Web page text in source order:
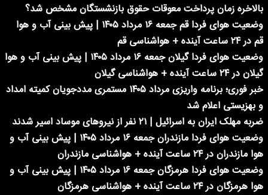
بالاخره زمان پرداخت معوقات حقوق بازنشستگان مشخص شد؟
وضعیت هوای فردا قم جمعه ۱۶ مرداد ۱۴۰۵ | پیش بینی آب و هوا
قم در ۲۴ ساعت آینده + هواشناسی قم
وضعیت هوای فردا گیلان جمعه ۱۶ مرداد ۱۴۰۵ | پیش بینی آب و هوا
گیلان در ۲۴ ساعت آینده + هواشناسی گیلان
خبر فوری؛ برنامه واریزی مرداد ۱۴۰۵ مستمری مددجویان کمیته امداد
و بهزیستی اعلام شد
ضربه مهلک ایران به اسرائیل | ۲۱ نفر از نیروهای موساد اسیر شدند
وضعیت هوای فردا مازندران جمعه ۱۶ مرداد ۱۴۰۵ | پیش بینی آب و
هوا مازندران در ۲۴ ساعت آینده + هواشناسی مازندران
وضعیت هوای فردا هرمزگان جمعه ۱۶ مرداد ۱۴۰۵ | پیش بینی آب و
هوا هرمزگان در ۲۴ ساعت آینده + هواشناسی هرمزگان